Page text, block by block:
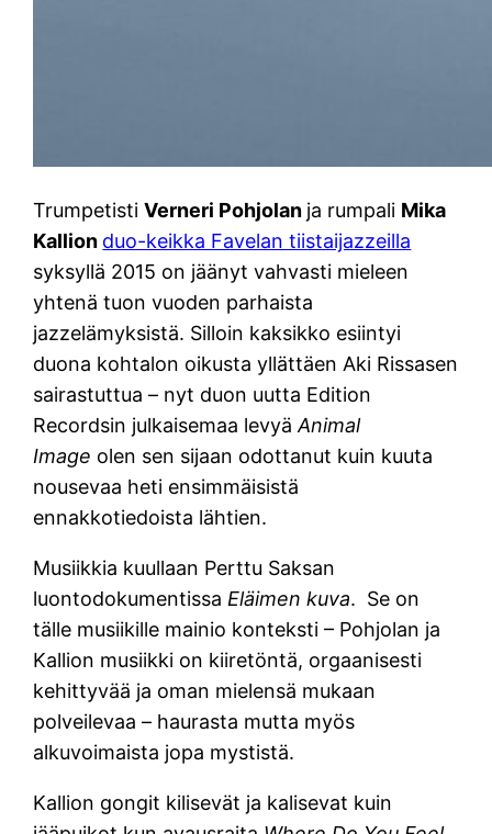
TrumpetistiVerneri Pohjolan ja rumpali Mika
Kallion duo-keikka Favelan tiistaijazzeilla
syksyllä 2015 on jäänyt vahvasti mieleen
yhtenä tuon vuoden parhaista
jazzelämyksistä. Silloin kaksikko esiintyi
duona kohtalon oikusta yllättäen Aki Rissasen
sairastuttua – nyt duon uutta Edition
Recordsin julkaisemaa levyäAnimal
Image olen sen sijaan odottanut kuin kuuta
nousevaa heti ensimmäisistä
ennakkotiedoista lähtien.
Musiikkia kuullaan Perttu Saksan
luontodokumentissa Eläimen kuva. Se on
tälle musiikille mainio konteksti – Pohjolan ja
Kallion musiikki on kiiretöntä, orgaanisesti
kehittyvää ja oman mielensä mukaan
polveilevaa – haurasta mutta myös
alkuvoimaista jopa mystistä.
Kallion gongit kilisevät ja kalisevat kuin